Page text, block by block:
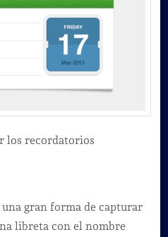
los recordatorios
gran forma de capturar
libreta con el nombre